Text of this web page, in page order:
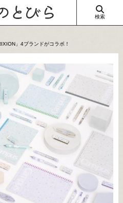
検索
」4ブランドがコラボ！